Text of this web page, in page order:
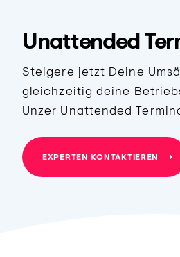
Unattended
Steigere jetzt Deine
gleichzeitig deine
Unzer Unattended
EXPERTEN KONTAKTIEREN